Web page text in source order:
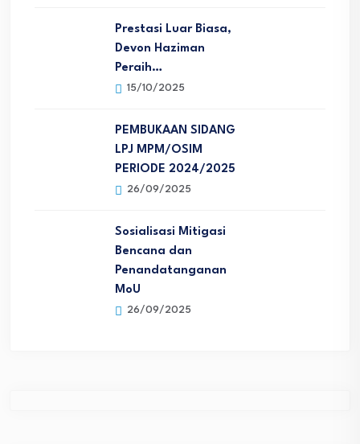
Prestasi Luar Biasa,
Devon Haziman
Peraih…
15/10/2025
PEMBUKAAN SIDANG
LPJ MPM/OSIM
PERIODE 2024/2025
26/09/2025
Sosialisasi Mitigasi
Bencana dan
Penandatanganan
MoU
26/09/2025